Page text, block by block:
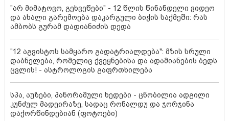
"არ მიმატოვო, გეხვეწები" - 12 წლის წინანდელი ვიდეო
და ახალი გარემოება დაკარგული ბიჭის საქმეში: რას
ამბობს გურამ დადიანიძის დედა
"12 აგვისტოს სამყარო გადატრიალდება": მზის სრული
დაბნელება, რომელიც ქვეყნებისა და ადამიანების ბედს
ცვლის! - ასტროლოგის გაფრთხილება
სპა, აუზები, პანორამული ხედები - ცნობილია ადგილი
კუნძულ მადეირაზე, სადაც რონალდუ და ჯორჯინა
დაქორწინდებიან (ფოტოები)